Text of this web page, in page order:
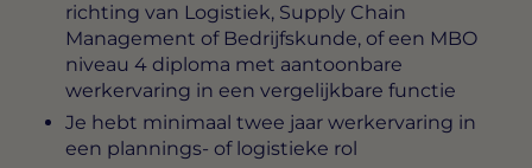
richting van Logistiek, Supply Chain
Management of Bedrijfskunde, of een MBO
niveau 4 diploma met aantoonbare
werkervaring in een vergelijkbare functie
Je hebt minimaal twee jaar werkervaring in
een plannings- of logistieke rol